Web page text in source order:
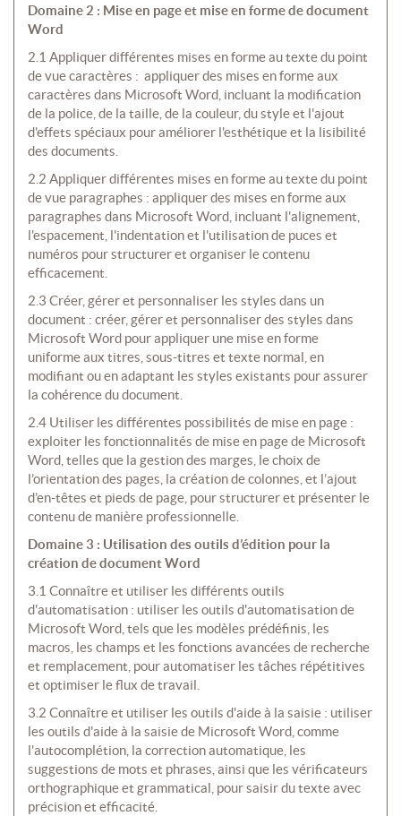
Domaine 2 : Mise en page et mise en forme de document
Word
2.1 Appliquer différentes mises en forme au texte du point
de vue caractères : appliquer des mises en forme aux
caractères dans Microsoft Word, incluant la modification
de la police, de la taille, de la couleur, du style et l'ajout
d'effets spéciaux pour améliorer l'esthétique et la lisibilité
des documents.
2.2 Appliquer différentes mises en forme au texte du point
de vue paragraphes : appliquer des mises en forme aux
paragraphes dans Microsoft Word, incluant l'alignement,
l'espacement, l'indentation et l'utilisation de puces et
numéros pour structurer et organiser le contenu
efficacement.
2.3 Créer, gérer et personnaliser les styles dans un
document : créer, gérer et personnaliser des styles dans
Microsoft Word pour appliquer une mise en forme
uniforme aux titres, sous-titres et texte normal, en
modifiant ou en adaptant les styles existants pour assurer
la cohérence du document.
2.4 Utiliser les différentes possibilités de mise en page :
exploiter les fonctionnalités de mise en page de Microsoft
Word, telles que la gestion des marges, le choix de
l’orientation des pages, la création de colonnes, et l’ajout
d’en-têtes et pieds de page, pour structurer et présenter le
contenu de manière professionnelle.
Domaine 3 : Utilisation des outils d’édition pour la
création de document Word
3.1 Connaître et utiliser les différents outils
d'automatisation : utiliser les outils d'automatisation de
Microsoft Word, tels que les modèles prédéfinis, les
macros, les champs et les fonctions avancées de recherche
et remplacement, pour automatiser les tâches répétitives
et optimiser le flux de travail.
3.2 Connaître et utiliser les outils d'aide à la saisie : utiliser
les outils d'aide à la saisie de Microsoft Word, comme
l'autocomplétion, la correction automatique, les
suggestions de mots et phrases, ainsi que les vérificateurs
orthographique et grammatical, pour saisir du texte avec
précision et efficacité.